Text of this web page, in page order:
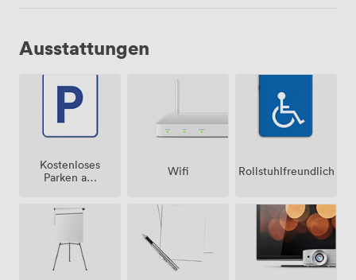
Ausstattungen
Kostenloses
Parken auf
Wifi Rollstuhlfreundlich